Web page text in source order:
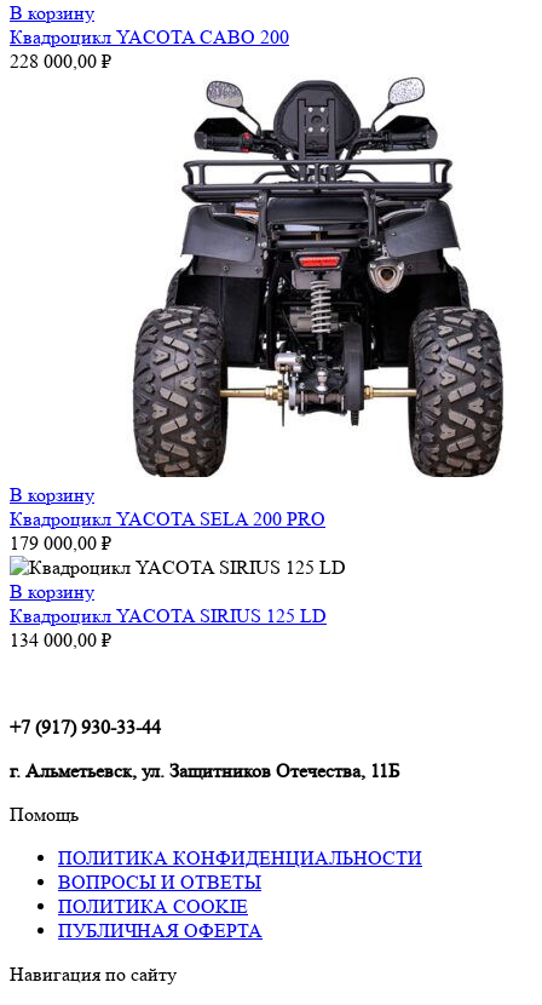
В корзину
Квадроцикл YACOTA CABO 200
228 000,00 ₽
В корзину
Квадроцикл YACOTA SELA 200 PRO
179 000,00 ₽
В корзину
Квадроцикл YACOTA SIRIUS 125 LD
134 000,00 ₽
+7 (917) 930-33-44
г. Альметьевск, ул. Защитников Отечества, 11Б
Помощь
ПОЛИТИКА КОНФИДЕНЦИАЛЬНОСТИ
ВОПРОСЫ И ОТВЕТЫ
ПОЛИТИКА COOKIE
ПУБЛИЧНАЯ ОФЕРТА
Навигация по сайту